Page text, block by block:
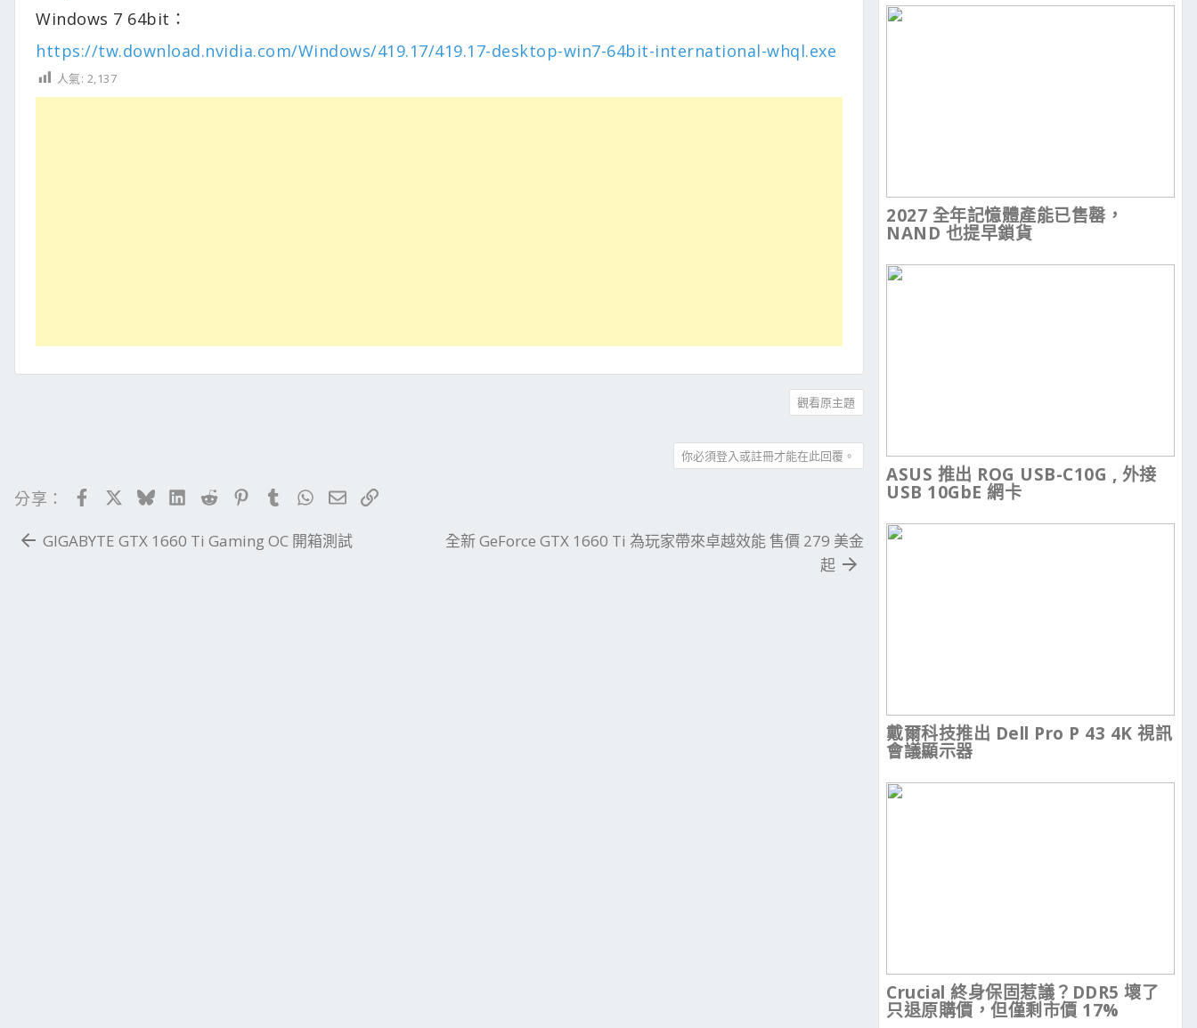
Windows 7 64bit：
https://tw.download.nvidia.com/Windows/419.17/419.17-desktop-win7-64bit-international-whql.exe
人氣: 2,137
觀看原主題
你必須登入或註冊才能在此回覆。
分享： FacebookBlueskyLinkedIn
RedditPinterestTumblrWhatsApp
電子郵件
連結
GIGABYTE GTX 1660 Ti Gaming OC 開箱測試
全新 GeForce GTX 1660 Ti 為玩家帶來卓越效能 售價 279 美金
起
2027 全年記憶體產能已售罄，
NAND 也提早鎖貨
ASUS 推出 ROG USB-C10G , 外接
USB 10GbE 網卡
戴爾科技推出 Dell Pro P 43 4K 視訊
會議顯示器
Crucial 終身保固惹議？DDR5 壞了
只退原購價，但僅剩市價 17%